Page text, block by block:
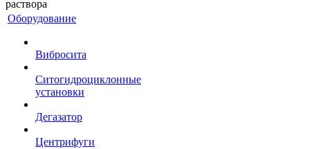
раствора
Оборудование
Вибросита
Ситогидроциклонные
установки
Дегазатор
Центрифуги